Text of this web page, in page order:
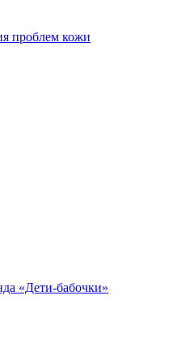
проблем кожи
«Дети-бабочки»